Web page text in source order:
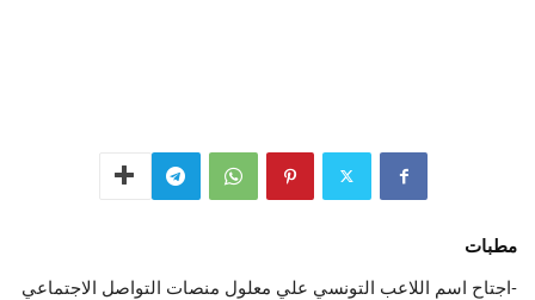
مطبات
-اجتاح اسم اللاعب التونسي علي معلول منصات التواصل الاجتماعي